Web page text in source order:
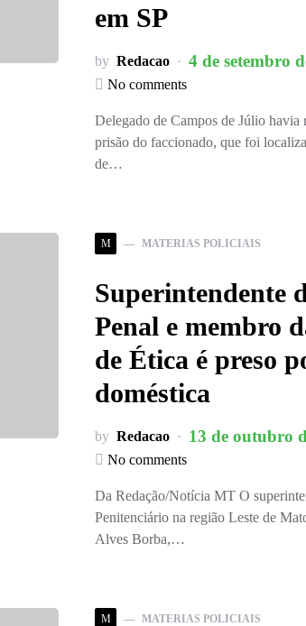
em SP
by Redacao 4 de setembro
No comments
Delegado de Campos de Júlio havia
prisão do faccionado, que foi
de…
M MATERIAS POLICIAIS
Superintendente
Penal e membro
de Ética é preso
doméstica
by Redacao 13 de outubro
No comments
Da Redação/Notícia MT O
Penitenciário na região Leste de
Alves Borba,…
M MATERIAS POLICIAIS